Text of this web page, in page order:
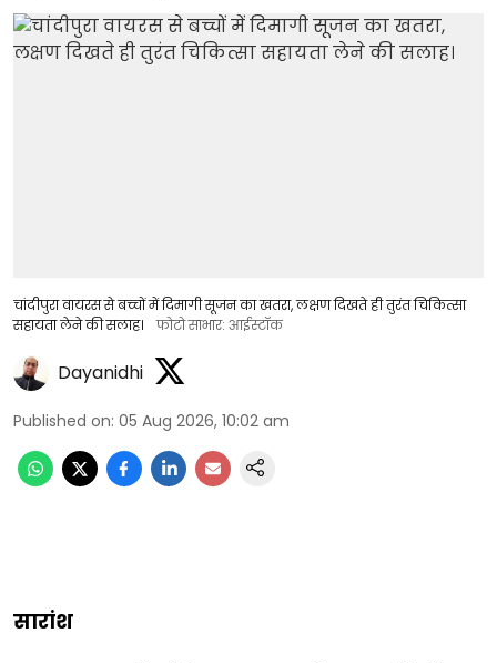
चांदीपुरा वायरस से बच्चों में दिमागी सूजन का खतरा, लक्षण दिखते ही तुरंत चिकित्सा
सहायता लेने की सलाह।
फोटो साभार: आईस्टॉक
Dayanidhi
Published on: 05 Aug 2026, 10:02 am
सारांश